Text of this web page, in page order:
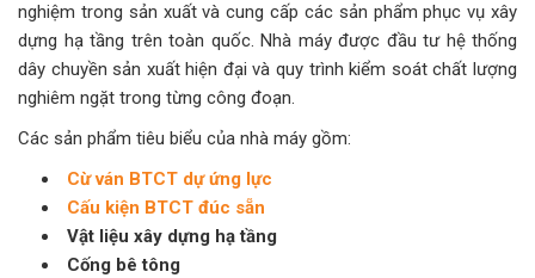
nghiệm trong sản xuất và cung cấp các sản phẩm phục vụ xây
dựng hạ tầng trên toàn quốc. Nhà máy được đầu tư hệ thống
dây chuyền sản xuất hiện đại và quy trình kiểm soát chất lượng
nghiêm ngặt trong từng công đoạn.
Các sản phẩm tiêu biểu của nhà máy gồm:
Cừ ván BTCT dự ứng lực
Cấu kiện BTCT đúc sẵn
Vật liệu xây dựng hạ tầng
Cống bê tông